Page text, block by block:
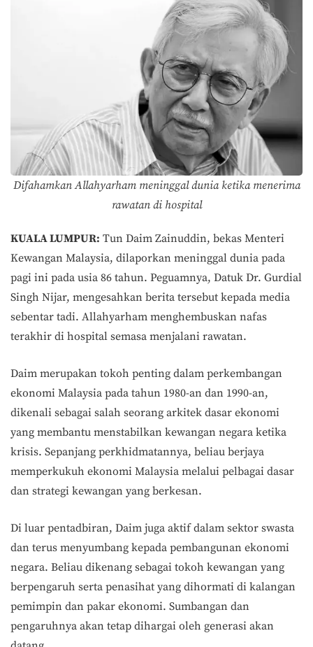
Difahamkan Allahyarham meninggal dunia ketika menerima
rawatan di hospital
KUALA LUMPUR: Tun Daim Zainuddin, bekas Menteri
Kewangan Malaysia, dilaporkan meninggal dunia pada
pagi ini pada usia 86 tahun. Peguamnya, Datuk Dr. Gurdial
Singh Nijar, mengesahkan berita tersebut kepada media
sebentar tadi. Allahyarham menghembuskan nafas
terakhir di hospital semasa menjalani rawatan.
Daim merupakan tokoh penting dalam perkembangan
ekonomi Malaysia pada tahun 1980-an dan 1990-an,
dikenali sebagai salah seorang arkitek dasar ekonomi
yang membantu menstabilkan kewangan negara ketika
krisis. Sepanjang perkhidmatannya, beliau berjaya
memperkukuh ekonomi Malaysia melalui pelbagai dasar
dan strategi kewangan yang berkesan.
Di luar pentadbiran, Daim juga aktif dalam sektor swasta
dan terus menyumbang kepada pembangunan ekonomi
negara. Beliau dikenang sebagai tokoh kewangan yang
berpengaruh serta penasihat yang dihormati di kalangan
pemimpin dan pakar ekonomi. Sumbangan dan
pengaruhnya akan tetap dihargai oleh generasi akan